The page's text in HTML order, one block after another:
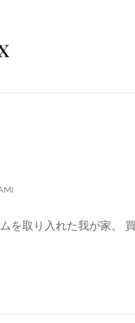
を取り入れた我が家。